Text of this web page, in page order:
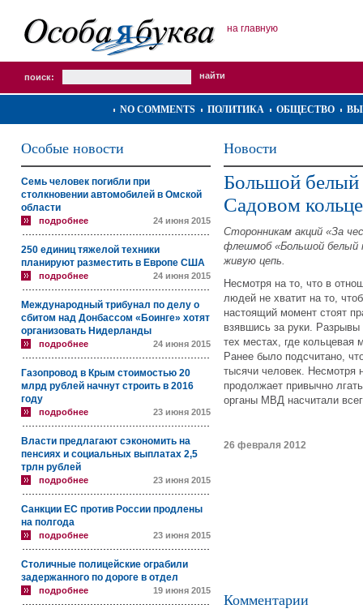
на главную
поиск:
NO COMMENTS ПОЛИТИКА ОБЩЕСТВО
Особые новости
Семь человек погибли при
столкновении автомобилей в Омской
области
подробнее 24 июня 2015
250 единиц тяжелой техники
планируют разместить в Европе США
подробнее 24 июня 2015
Международный трибунал по делу о
сбитом над Донбассом «Боинге» хотят
организовать Нидерланды
подробнее 24 июня 2015
Газопровод в Крым стоимостью 20
млрд рублей начнут строить в 2016
году
подробнее 23 июня 2015
Власти предлагают сэкономить на
пенсиях и социальных выплатах 2,5
трлн рублей
подробнее 23 июня 2015
Санкции ЕС против России продлены
на полгода
подробнее 23 июня 2015
Столичные полицейские ограбили
задержанного по дороге в отдел
подробнее 19 июня 2015
Новости
Большой белый
Садовом кольце
Сторонникам акций «За
флешмоб «Большой белый
живую цепь.
Несмотря на то, что в
людей не хватит на то,
настоящий момент стоят
взявшись за руки.
тех местах, где кольцевая
Ранее было подсчитано,
тысячи человек. Несмотря
продолжает привычно
органы МВД насчитали
26 февраля 2012
Комментарии